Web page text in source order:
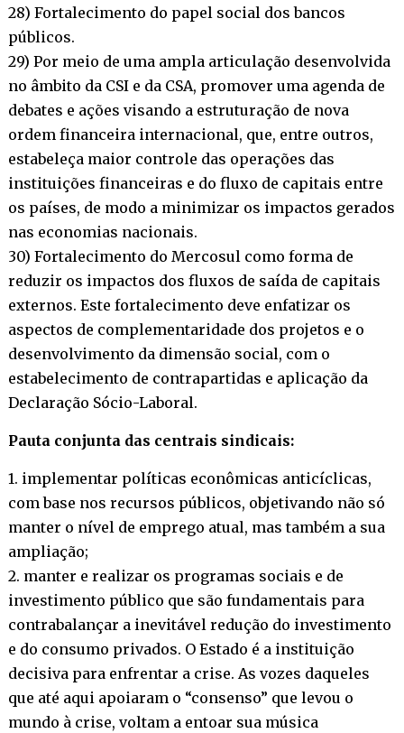
28) Fortalecimento do papel social dos bancos
públicos.
29) Por meio de uma ampla articulação desenvolvida
no âmbito da CSI e da CSA, promover uma agenda de
debates e ações visando a estruturação de nova
ordem financeira internacional, que, entre outros,
estabeleça maior controle das operações das
instituições financeiras e do fluxo de capitais entre
os países, de modo a minimizar os impactos gerados
nas economias nacionais.
30) Fortalecimento do Mercosul como forma de
reduzir os impactos dos fluxos de saída de capitais
externos. Este fortalecimento deve enfatizar os
aspectos de complementaridade dos projetos e o
desenvolvimento da dimensão social, com o
estabelecimento de contrapartidas e aplicação da
Declaração Sócio-Laboral.
Pauta conjunta das centrais sindicais:
1. implementar políticas econômicas anticíclicas,
com base nos recursos públicos, objetivando não só
manter o nível de emprego atual, mas também a sua
ampliação;
2. manter e realizar os programas sociais e de
investimento público que são fundamentais para
contrabalançar a inevitável redução do investimento
e do consumo privados. O Estado é a instituição
decisiva para enfrentar a crise. As vozes daqueles
que até aqui apoiaram o “consenso” que levou o
mundo à crise, voltam a entoar sua música